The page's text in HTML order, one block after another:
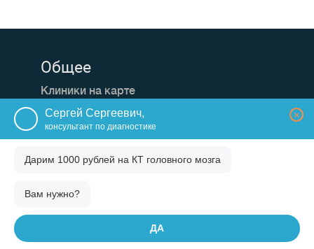
Общее
Клиники на карте
Акции
Памятка пациенту
О проекте
Популярные исследования
МРТ головного мозга
×
Сергей Сергеевич,
консультант по диагностике
Дарим 1000 рублей на КТ головного мозга
Вам нужно?
ДА